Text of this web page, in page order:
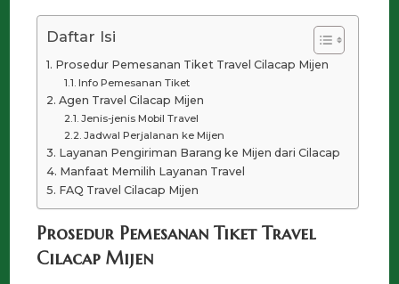
Daftar Isi
Prosedur Pemesanan Tiket Travel Cilacap Mijen
Info Pemesanan Tiket
Agen Travel Cilacap Mijen
Jenis-jenis Mobil Travel
Jadwal Perjalanan ke Mijen
Layanan Pengiriman Barang ke Mijen dari Cilacap
Manfaat Memilih Layanan Travel
FAQ Travel Cilacap Mijen
Prosedur Pemesanan Tiket Travel
Cilacap Mijen